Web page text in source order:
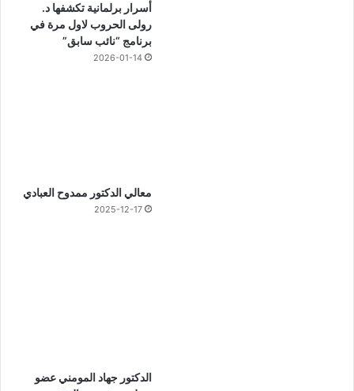
أسرار برلمانية تكشفها د.
رولى الحروب لاول مرة في
برنامج “نائب سابق”
2026-01-14
معالي الدكتور ممدوح العبادي
2025-12-17
الدكتور جهاد المومني عضو